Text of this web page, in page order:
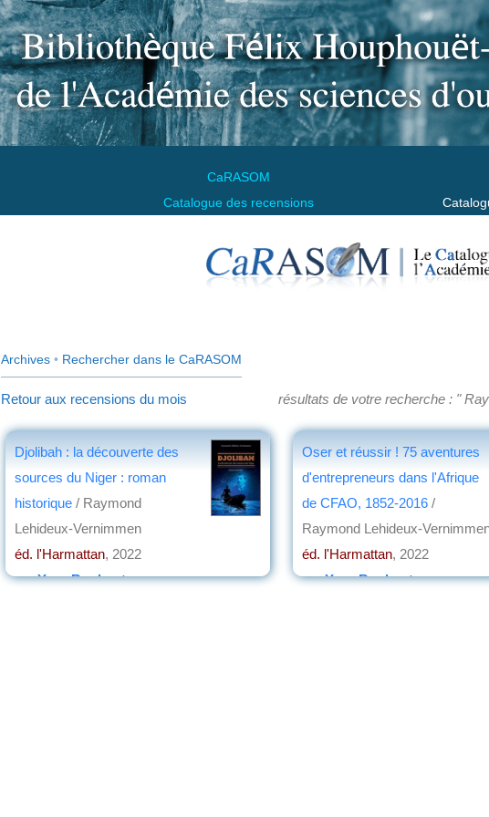
CaRASOM
Catalogue des recensions
Archives • Rechercher dans le CaRASOM
Retour aux recensions du mois résultats de votre recherche : "
Djolibah : la découverte des
sources du Niger : roman
historique / Raymond
Lehideux-Vernimmen
éd. l'Harmattan, 2022
parYves Boulvert
Oser et réussir ! 75 aventures
d'entrepreneurs dans l'Afrique
de CFAO, 1852-2016 /
Raymond Lehideux-
éd. l'Harmattan, 2022
parYves Boulvert